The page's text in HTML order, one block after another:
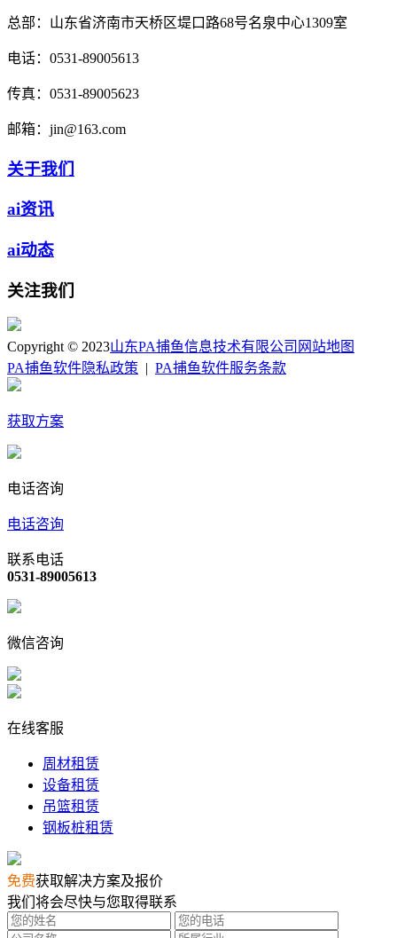
总部： 山东省济南市天桥区堤口路68号名泉中心1309室
电话： 0531-89005613
传真： 0531-89005623
邮箱： jin@163.com
关于我们
ai资讯
ai动态
关注我们
Copyright © 2023山东PA捕鱼信息技术有限公司 网站地图
PA捕鱼软件隐私政策
PA捕鱼软件服务条款
获取方案
电话咨询
电话咨询
联系电话
0531-89005613
微信咨询
在线客服
周材租赁
设备租赁
吊篮租赁
钢板桩租赁
免费获取解决方案及报价
我们将会尽快与您取得联系